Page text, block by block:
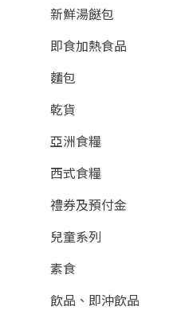
新鮮湯餸包
即食加熱食品
麵包
乾貨
亞洲食糧
西式食糧
禮券及預付金
兒童系列
素食
飲品、即沖飲品